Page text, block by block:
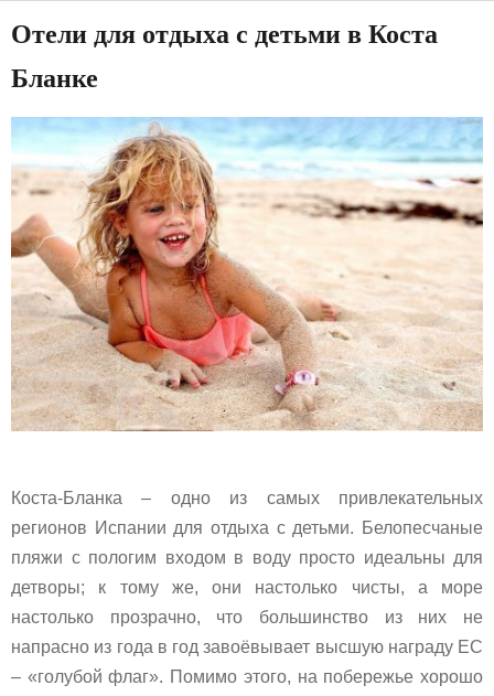
Отели для отдыха с детьми в Коста
Бланке
Коста-Бланка – одно из самых привлекательных
регионов Испании для отдыха с детьми. Белопесчаные
пляжи с пологим входом в воду просто идеальны для
детворы; к тому же, они настолько чисты, а море
настолько прозрачно, что большинство из них не
напрасно из года в год завоёвывает высшую награду ЕС
– «голубой флаг». Помимо этого, на побережье хорошо